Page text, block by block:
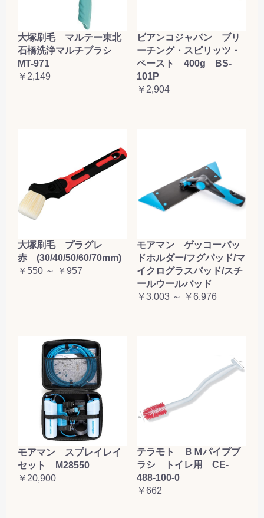
大塚刷毛 マルテー東北
石橋洗浄マルチブラシ
MT-971
￥2,149
ビアンコジャパン ブリ
ーチング・スピリッツ・
ペースト 400g BS-
101P
￥2,904
大塚刷毛 プラグレ
赤 (30/40/50/60/70mm)
￥550 ～ ￥957
モアマン ゲッコーパッ
ドホルダー/フグパッド/マ
イクログラスパッド/スチ
ールウールバッド
￥3,003 ～ ￥6,976
モアマン スプレイレイ
セット M28550
￥20,900
テラモト ＢＭパイプブ
ラシ トイレ用 CE-
488-100-0
￥662